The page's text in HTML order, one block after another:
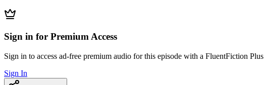
Sign in for Premium Access
Sign in to access ad-free premium audio for this episode with a FluentFiction
Sign In